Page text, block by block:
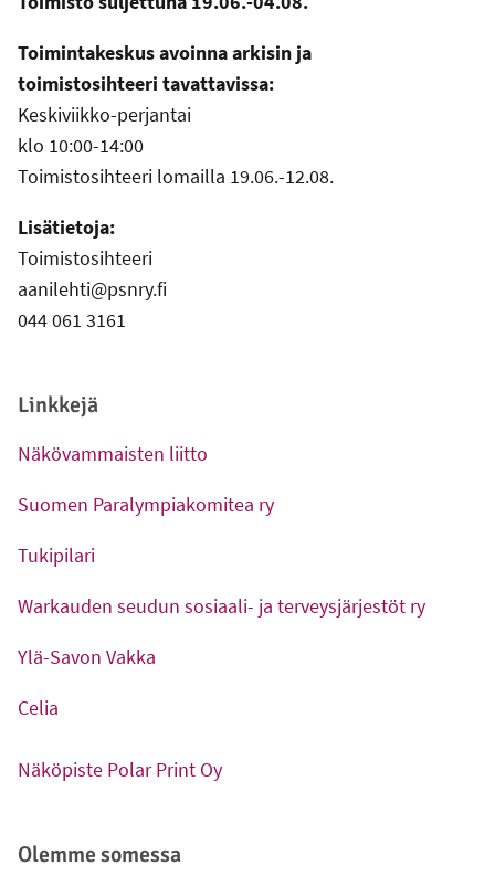
Toimintakeskus avoinna arkisin ja
toimistosihteeri tavattavissa:
Keskiviikko-perjantai
klo 10:00-14:00
Toimistosihteeri lomailla 19.06.-12.08.
Lisätietoja:
Toimistosihteeri
aanilehti@psnry.fi
044 061 3161
Linkkejä
Näkövammaisten liitto
Suomen Paralympiakomitea ry
Tukipilari
Warkauden seudun sosiaali- ja terveysjärjestöt ry
Ylä-Savon Vakka
Celia
Näköpiste Polar Print Oy
Olemme somessa